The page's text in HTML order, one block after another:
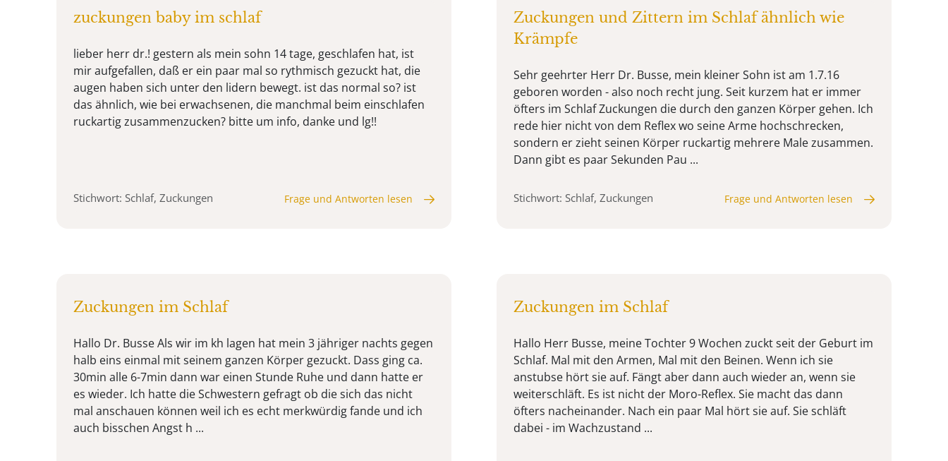
zuckungen baby im schlaf
lieber herr dr.! gestern als mein sohn 14 tage, geschlafen hat, ist
mir aufgefallen, daß er ein paar mal so rythmisch gezuckt hat, die
augen haben sich unter den lidern bewegt. ist das normal so? ist
das ähnlich, wie bei erwachsenen, die manchmal beim einschlafen
ruckartig zusammenzucken? bitte um info, danke und lg!!
Stichwort: Schlaf, Zuckungen Frage und Antworten lesen
Zuckungen und Zittern im Schlaf ähnlich wie
Krämpfe
Sehr geehrter Herr Dr. Busse, mein kleiner Sohn ist am 1.7.16
geboren worden - also noch recht jung. Seit kurzem hat er immer
öfters im Schlaf Zuckungen die durch den ganzen Körper gehen. Ich
rede hier nicht von dem Reflex wo seine Arme hochschrecken,
sondern er zieht seinen Körper ruckartig mehrere Male zusammen.
Dann gibt es paar Sekunden Pau ...
Stichwort: Schlaf, Zuckungen Frage und Antworten lesen
Zuckungen im Schlaf
Hallo Dr. Busse Als wir im kh lagen hat mein 3 jähriger nachts gegen
halb eins einmal mit seinem ganzen Körper gezuckt. Dass ging ca.
30min alle 6-7min dann war einen Stunde Ruhe und dann hatte er
es wieder. Ich hatte die Schwestern gefragt ob die sich das nicht
mal anschauen können weil ich es echt merkwürdig fande und ich
auch bisschen Angst h ...
Zuckungen im Schlaf
Hallo Herr Busse, meine Tochter 9 Wochen zuckt seit der Geburt im
Schlaf. Mal mit den Armen, Mal mit den Beinen. Wenn ich sie
anstubse hört sie auf. Fängt aber dann auch wieder an, wenn sie
weiterschläft. Es ist nicht der Moro-Reflex. Sie macht das dann
öfters nacheinander. Nach ein paar Mal hört sie auf. Sie schläft
dabei - im Wachzustand ...